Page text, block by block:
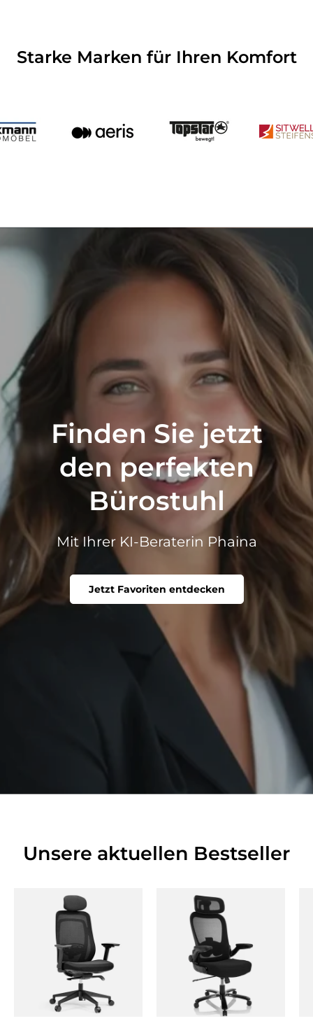
Starke Marken für Ihren Komfort
Finden Sie jetzt
den perfekten
Bürostuhl
Mit Ihrer KI-Beraterin Phaina
Jetzt Favoriten entdecken
Unsere aktuellen Bestseller